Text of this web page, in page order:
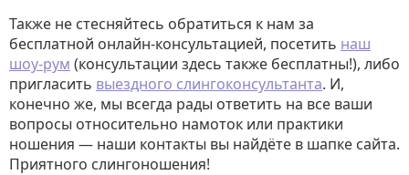
Также не стесняйтесь обратиться к нам за
бесплатной онлайн-консультацией, посетить наш
шоу-рум (консультации здесь также бесплатны!), либо
пригласить выездного слингоконсультанта. И,
конечно же, мы всегда рады ответить на все ваши
вопросы относительно намоток или практики
ношения — наши контакты вы найдёте в шапке сайта.
Приятного слингоношения!